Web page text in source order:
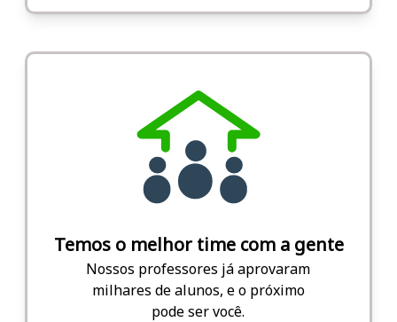
Temos o melhor time com a gente
Nossos professores já aprovaram
milhares de alunos, e o próximo
pode ser você.